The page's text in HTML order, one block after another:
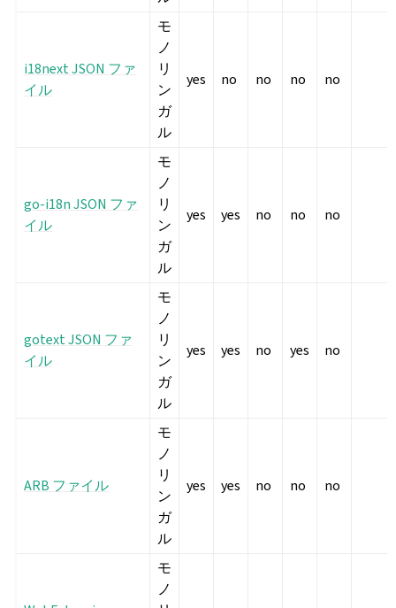
i18next JSON ファ
イル
モ
ノ
リ
ン
ガ
ル
yes no no no no
go-i18n JSON ファ
イル
モ
ノ
リ
ン
ガ
ル
yes yes no no no
gotext JSON ファ
イル
モ
ノ
リ
ン
ガ
ル
yes yes no yes no
ARB ファイル
モ
ノ
リ
ン
ガ
ル
yes yes no no no
モ
ノ